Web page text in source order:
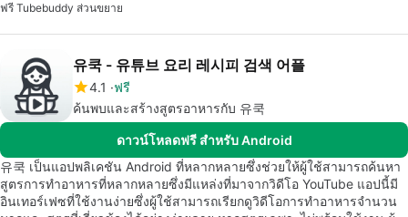
ฟรี Tubebuddy ส่วนขยาย
유쿡 - 유튜브 요리 레시피 검색 어플
4.1
ฟรี
ค้นพบและสร้างสูตรอาหารกับ 유쿡
ดาวน์โหลดฟรี สำหรับ Android
유쿡 เป็นแอปพลิเคชัน Android ที่หลากหลายซึ่งช่วยให้ผู้ใช้สามารถค้นหา
สูตรการทำอาหารที่หลากหลายซึ่งมีแหล่งที่มาจากวิดีโอ YouTube แอปนี้มี
อินเทอร์เฟซที่ใช้งานง่ายซึ่งผู้ใช้สามารถเรียกดูวิดีโอการทำอาหารจำนวน